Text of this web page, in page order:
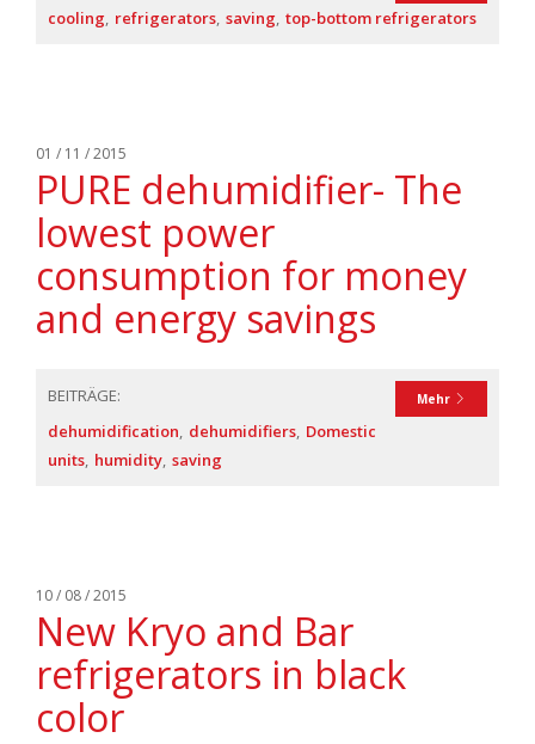
cooling refrigerators saving top-bottom refrigerators
01 / 11 / 2015
PURE dehumidifier- The
lowest power
consumption for money
and energy savings
Mehr
BEITRÄGE:
dehumidification dehumidifiers Domestic
units humidity saving
10 / 08 / 2015
New Kryo and Bar
refrigerators in black
color